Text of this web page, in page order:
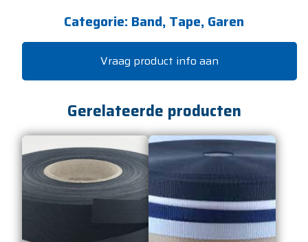
Categorie: Band, Tape, Garen
Vraag product info aan
Gerelateerde producten